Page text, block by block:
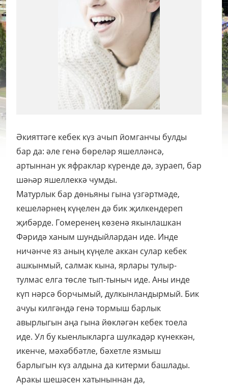
Әкияттәге кебек күз ачып йомганчы булды
бар да: әле генә бөреләр яшелләнсә,
артыннан ук яфраклар күренде дә, зураеп, бар
шәһәр яшеллеккә чумды.
Матурлык бар дөньяны гына үзгәртмәде,
кешеләрнең күңелен дә бик җилкендереп
җибәрде. Гомеренең көзенә якынлашкан
Фәридә ханым шундыйлардан иде. Инде
ничәнче яз аның күңеле аккан сулар кебек
ашкынмый, салмак кына, ярлары тулыр-
тулмас елга төсле тып-тыныч иде. Аны инде
күп нәрсә борчымый, дулкынландырмый. Бик
ачуы килгәндә генә тормыш барлык
авырлыгын аңа гына йөкләгән кебек тоела
иде. Ул бу кыенлыкларга шулкадәр күнеккән,
икенче, мәхәббәтле, бәхетле язмыш
барлыгын күз алдына да китерми башлады.
Аракы шешәсен хатыныннан да,